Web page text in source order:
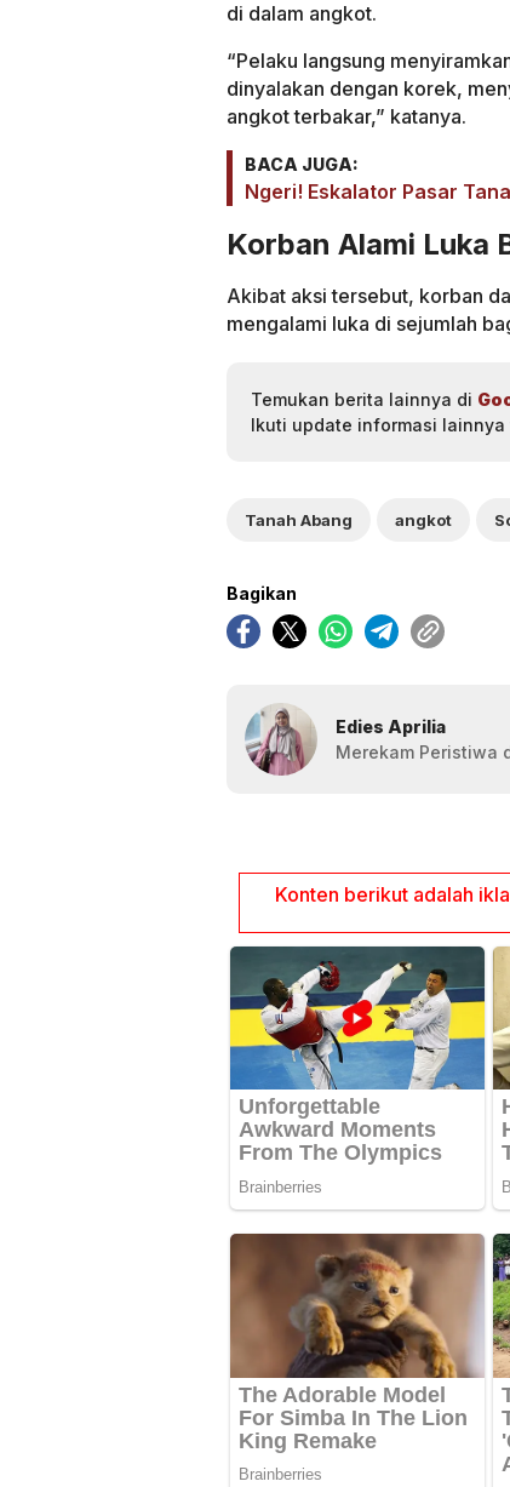
di dalam angkot.
“Pelaku langsung
dinyalakan dengan korek,
angkot terbakar,” katanya.
BACA JUGA:
Ngeri! Eskalator Pasar
Korban Alami Luka
Akibat aksi tersebut, korban
mengalami luka di sejumlah
Temukan berita lainnya di
Ikuti update informasi lainnya
Tanah Abang angkot
Bagikan
Edies Aprilia
Merekam Peristiwa